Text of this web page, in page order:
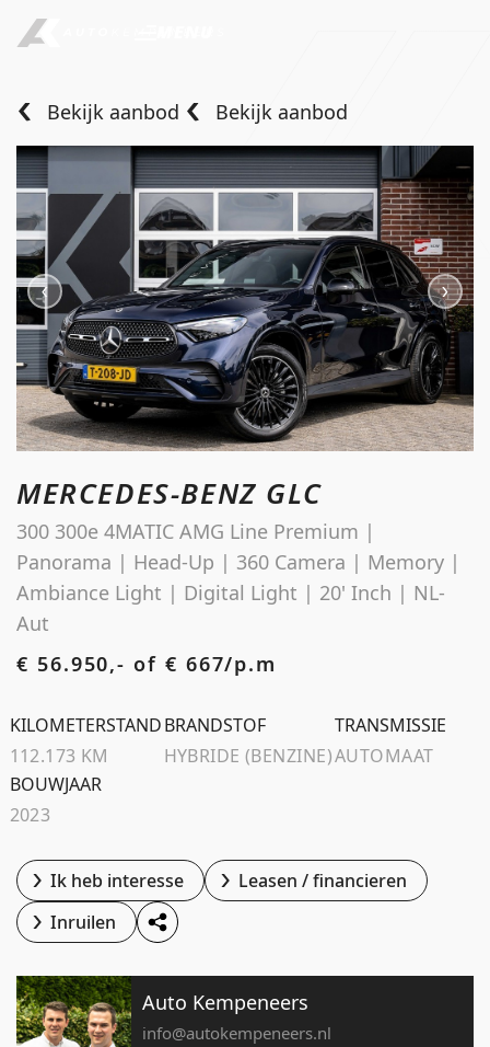
Aanbod
Diensten
Over ons
Verkocht
Contact
info@autokempeneers.nl
Schoolstraat 5A
4194 TG Meteren Nederland
Bekijk aanbod Bekijk aanbod
MERCEDES-BENZ GLC
300 300e 4MATIC AMG Line Premium |
Panorama | Head-Up | 360 Camera | Memory |
Ambiance Light | Digital Light | 20' Inch | NL-
Aut
€ 56.950,- of € 667/p.m
KILOMETERSTAND
112.173 KM
BRANDSTOF
HYBRIDE (BENZINE)
TRANSMISSIE
AUTOMAAT
BOUWJAAR
2023
Ik heb interesse
Leasen / financieren
Inruilen
Auto Kempeneers
info@autokempeneers.nl